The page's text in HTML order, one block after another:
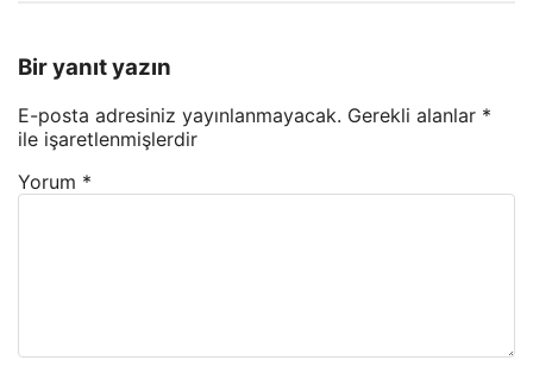
Bir yanıt yazın
E-posta adresiniz yayınlanmayacak. Gerekli alanlar *
ile işaretlenmişlerdir
Yorum *